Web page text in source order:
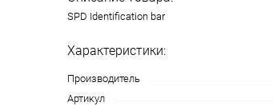
SPD Identification bar
Характеристики:
Производитель
Артикул